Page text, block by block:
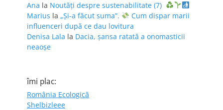
Ana la Noutăți despre sustenabilitate (7)
Marius la „Și-a făcut suma”.
Cum dispar marii
influenceri după ce dau lovitura
Denisa Lala la Dacia, șansa ratată a onomasticii
neaoșe
îmi plac:
România Ecologică
Shelbizleee